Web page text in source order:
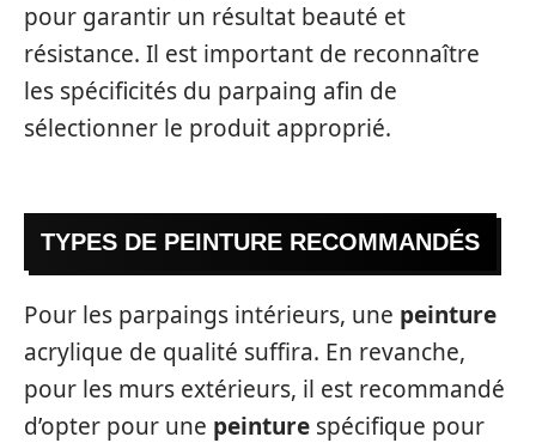
pour garantir un résultat beauté et
résistance. Il est important de reconnaître
les spécificités du parpaing afin de
sélectionner le produit approprié.
TYPES DE PEINTURE RECOMMANDÉS
Pour les parpaings intérieurs, une peinture
acrylique de qualité suffira. En revanche,
pour les murs extérieurs, il est recommandé
d’opter pour une peinture spécifique pour